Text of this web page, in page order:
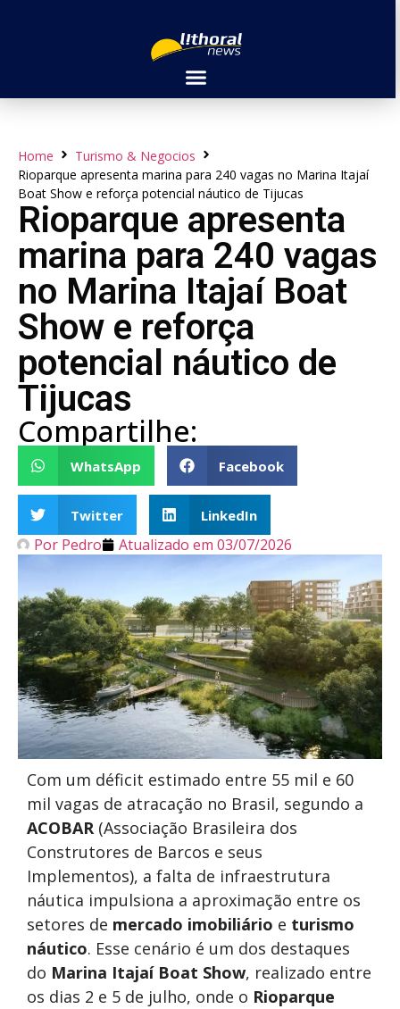
Home
Turismo & Negocios
Rioparque apresenta marina para 240 vagas no Marina Itajaí
Boat Show e reforça potencial náutico de Tijucas
Rioparque apresenta
marina para 240 vagas
no Marina Itajaí Boat
Show e reforça
potencial náutico de
Tijucas
Compartilhe:
WhatsApp Facebook
Twitter LinkedIn
Por Pedro Atualizado em 03/07/2026
Com um déficit estimado entre 55 mil e 60
mil vagas de atracação no Brasil, segundo a
ACOBAR(Associação Brasileira dos
Construtores de Barcos e seus
Implementos), a falta de infraestrutura
náutica impulsiona a aproximação entre os
setores de mercado imobiliário e turismo
náutico. Esse cenário é um dos destaques
do Marina Itajaí Boat Show, realizado entre
os dias 2 e 5 de julho, onde o Rioparque